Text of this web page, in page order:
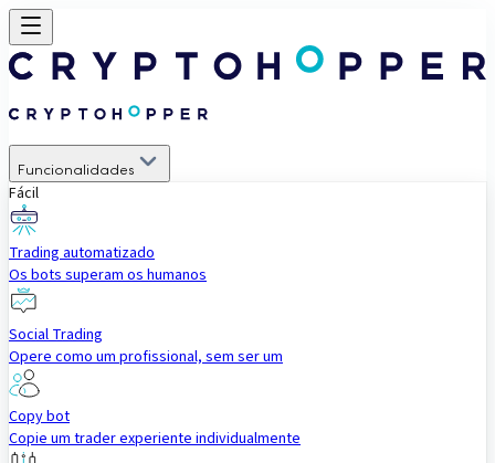
Funcionalidades
Fácil
Trading automatizado
Os bots superam os humanos
Social Trading
Opere como um profissional, sem ser um
Copy bot
Copie um trader experiente individualmente